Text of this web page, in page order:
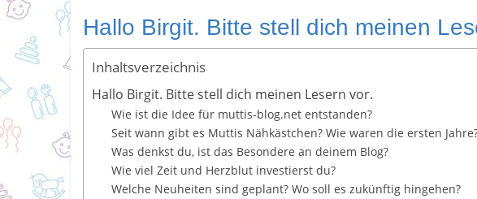
Hallo Birgit. Bitte stell dich meinen
Inhaltsverzeichnis
Hallo Birgit. Bitte stell dich meinen Lesern vor.
Wie ist die Idee für muttis-blog.net entstanden?
Seit wann gibt es Muttis Nähkästchen? Wie waren die ersten
Was denkst du, ist das Besondere an deinem Blog?
Wie viel Zeit und Herzblut investierst du?
Welche Neuheiten sind geplant? Wo soll es zukünftig hingehen?